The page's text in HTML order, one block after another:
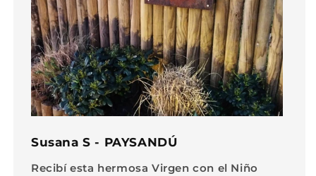
Susana S - PAYSANDÚ
Recibí esta hermosa Virgen con el Niño